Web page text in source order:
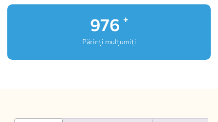
1,000
Părinți mulțumiți